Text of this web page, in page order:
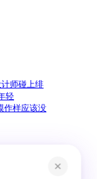
师碰上绯
轻
作样应该没
✕